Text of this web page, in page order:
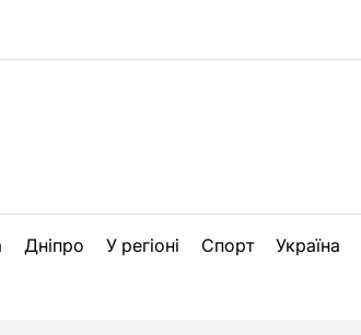
Дніпро У регіоні Спорт Україна